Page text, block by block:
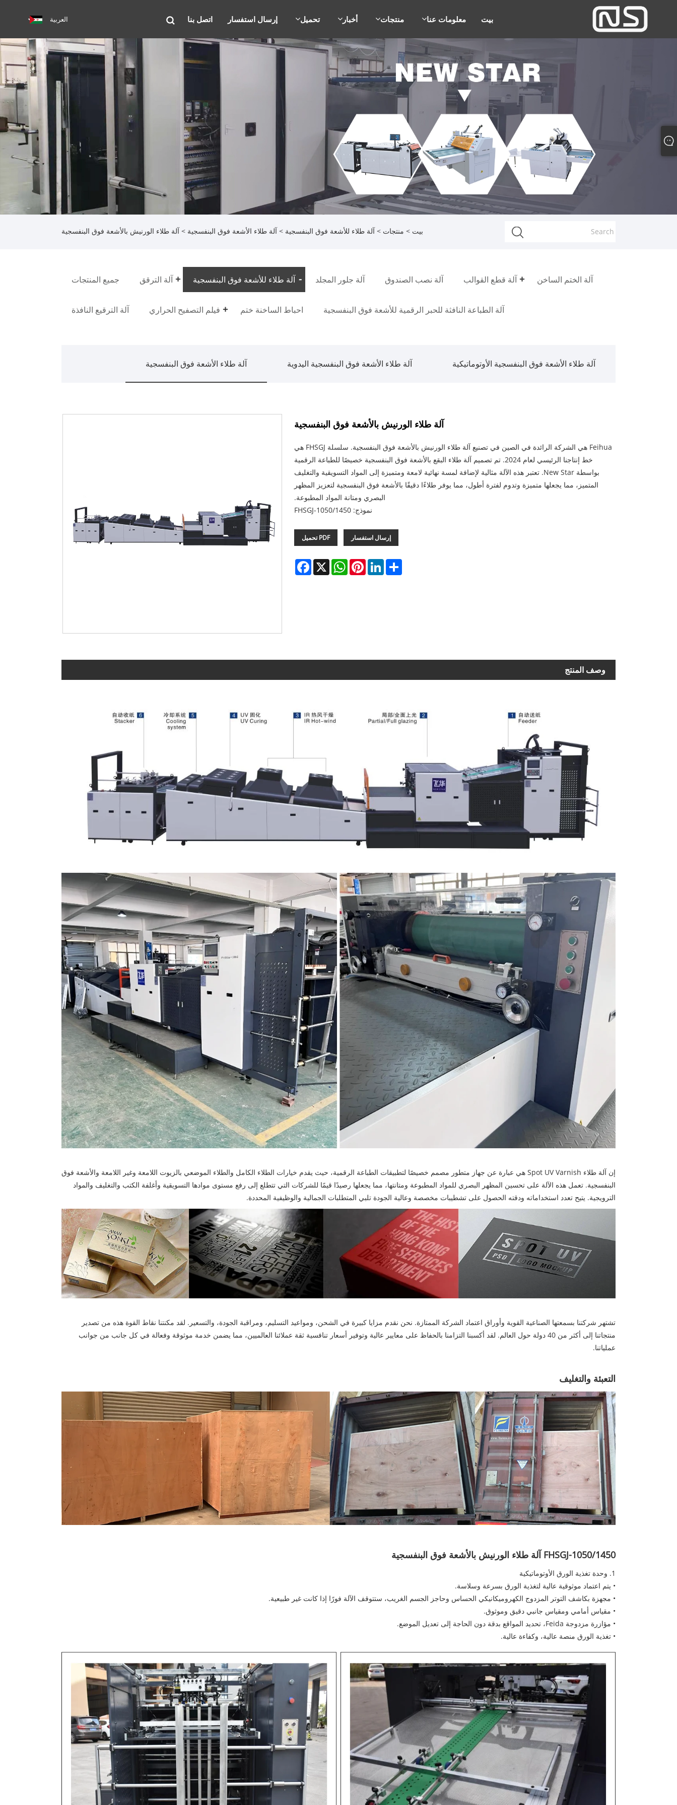
بيت معلومات عنا منتجات أخبار تحميل إرسال استفسار اتصل بنا العربية
بيت > منتجات > آلة طلاء للأشعة فوق البنفسجية > آلة طلاء الأشعة فوق البنفسجية > آلة طلاء الورنيش بالأشعة فوق البنفسجية
جميع المنتجات آلة الترقق آلة طلاء للأشعة فوق البنفسجية آلة جلور المجلد آلة نصب الصندوق آلة قطع القوالب آلة الختم الساخن
آلة الترقيع النافذة فيلم التصفيح الحراري احباط الساخنة ختم آلة الطباعة النافثة للحبر الرقمية للأشعة فوق البنفسجية
آلة طلاء الأشعة فوق البنفسجية الأوتوماتيكية آلة طلاء الأشعة فوق البنفسجية اليدوية آلة طلاء الأشعة فوق البنفسجية
آلة طلاء الورنيش بالأشعة فوق البنفسجية
Feihua هي الشركة الرائدة في الصين في تصنيع آلة طلاء الورنيش بالأشعة فوق البنفسجية. سلسلة FHSGJ هي
خط إنتاجنا الرئيسي لعام 2024. تم تصميم آلة طلاء البقع بالأشعة فوق البنفسجية خصيصًا للطباعة الرقمية
بواسطة New Star. تعتبر هذه الآلة مثالية لإضافة لمسة نهائية لامعة ومتميزة إلى المواد التسويقية والتغليف
المتميز، مما يجعلها متميزة وتدوم لفترة أطول، مما يوفر طلاءًا دقيقًا بالأشعة فوق البنفسجية لتعزيز المظهر
البصري ومتانة المواد المطبوعة.
نموذج: FHSGJ-1050/1450
إرسال استفسار PDF تحميل
Facebook X
WhatsAppPinterestLinkedInShare
وصف المنتج
إن آلة طلاء Spot UV Varnish هي عبارة عن جهاز متطور مصمم خصيصًا لتطبيقات الطباعة الرقمية، حيث يقدم خيارات الطلاء الكامل والطلاء الموضعي بالزيوت اللامعة وغير اللامعة والأشعة فوق
البنفسجية. تعمل هذه الآلة على تحسين المظهر البصري للمواد المطبوعة ومتانتها، مما يجعلها رصيدًا قيمًا للشركات التي تتطلع إلى رفع مستوى موادها التسويقية وأغلفة الكتب والتغليف والمواد
الترويجية. يتيح تعدد استخداماته ودقته الحصول على تشطيبات مخصصة وعالية الجودة تلبي المتطلبات الجمالية والوظيفية المحددة.
تشتهر شركتنا بسمعتها الصناعية القوية وأوراق اعتماد الشركة الممتازة. نحن نقدم مزايا كبيرة في الشحن، ومواعيد التسليم، ومراقبة الجودة، والتسعير. لقد مكنتنا نقاط القوة هذه من تصدير
منتجاتنا إلى أكثر من 40 دولة حول العالم. لقد أكسبنا التزامنا بالحفاظ على معايير عالية وتوفير أسعار تنافسية ثقة عملائنا العالميين، مما يضمن خدمة موثوقة وفعالة في كل جانب من جوانب
عملياتنا.
التعبئة والتغليف
FHSGJ-1050/1450 آلة طلاء الورنيش بالأشعة فوق البنفسجية
1. وحدة تغذية الورق الأوتوماتيكية
• يتم اعتماد موثوقية عالية لتغذية الورق بسرعة وسلاسة.
• مجهزة بكاشف التوتر المزدوج الكهروميكانيكي الحساس وحاجز الجسم الغريب، ستتوقف الآلة فورًا إذا كانت غير طبيعية.
• مقياس أمامي ومقياس جانبي دقيق وموثوق.
• مؤازرة مزدوجة Feida، تحديد المواقع بدقة دون الحاجة إلى تعديل الموضع.
• تغذية الورق منصة عالية، وكفاءة عالية.